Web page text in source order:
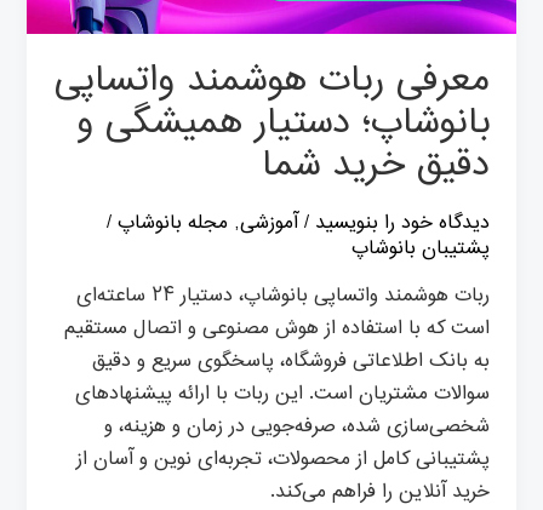
معرفی ربات هوشمند واتساپی
بانوشاپ؛ دستیار همیشگی و
دقیق خرید شما
دیدگاه‌ خود را بنویسید /آموزشی, مجله بانوشاپ/
پشتیبان بانوشاپ
ربات هوشمند واتساپی بانوشاپ، دستیار ۲۴ ساعته‌ای
است که با استفاده از هوش مصنوعی و اتصال مستقیم
به بانک اطلاعاتی فروشگاه، پاسخگوی سریع و دقیق
سوالات مشتریان است. این ربات با ارائه پیشنهادهای
شخصی‌سازی شده، صرفه‌جویی در زمان و هزینه، و
پشتیبانی کامل از محصولات، تجربه‌ای نوین و آسان از
خرید آنلاین را فراهم می‌کند.
و
خرید
شما